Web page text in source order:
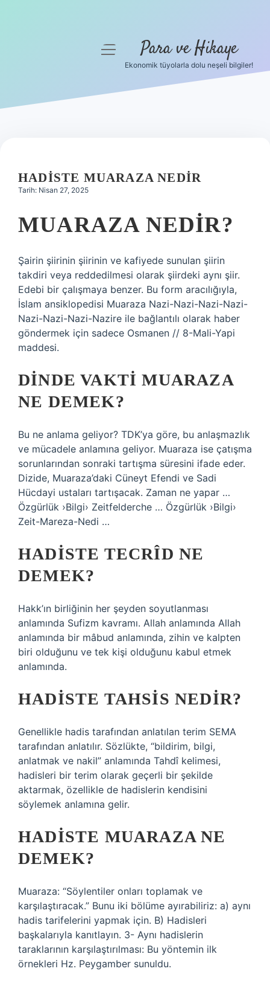
Hakkımızda
menüyü
Para ve Hikaye
Ekonomik tüyolarla dolu neşeli bilgiler!
HADISTE MUARAZA NEDIR
Tarih: Nisan 27, 2025
MUARAZA NEDIR?
Şairin şiirinin şiirinin ve kafiyede sunulan şiirin
takdiri veya reddedilmesi olarak şiirdeki aynı şiir.
Edebi bir çalışmaya benzer. Bu form aracılığıyla,
İslam ansiklopedisi Muaraza Nazi-Nazi-Nazi-Nazi-
Nazi-Nazi-Nazi-Nazire ile bağlantılı olarak haber
göndermek için sadece Osmanen // 8-Mali-Yapi
maddesi.
DINDE VAKTI MUARAZA
NE DEMEK?
Bu ne anlama geliyor? TDK’ya göre, bu anlaşmazlık
ve mücadele anlamına geliyor. Muaraza ise çatışma
sorunlarından sonraki tartışma süresini ifade eder.
Dizide, Muaraza’daki Cüneyt Efendi ve Sadi
Hücdayi ustaları tartışacak. Zaman ne yapar …
Özgürlük ›Bilgi› Zeitfelderche … Özgürlük ›Bilgi›
Zeit-Mareza-Nedi …
HADISTE TECRÎD NE
DEMEK?
Hakk’ın birliğinin her şeyden soyutlanması
anlamında Sufizm kavramı. Allah anlamında Allah
anlamında bir mâbud anlamında, zihin ve kalpten
biri olduğunu ve tek kişi olduğunu kabul etmek
anlamında.
HADISTE TAHSIS NEDIR?
Genellikle hadis tarafından anlatılan terim SEMA
tarafından anlatılır. Sözlükte, “bildirim, bilgi,
anlatmak ve nakil” anlamında Tahdî kelimesi,
hadisleri bir terim olarak geçerli bir şekilde
aktarmak, özellikle de hadislerin kendisini
söylemek anlamına gelir.
HADISTE MUARAZA NE
DEMEK?
Muaraza: “Söylentiler onları toplamak ve
karşılaştıracak.” Bunu iki bölüme ayırabiliriz: a) aynı
hadis tarifelerini yapmak için. B) Hadisleri
başkalarıyla kanıtlayın. 3- Aynı hadislerin
taraklarının karşılaştırılması: Bu yöntemin ilk
örnekleri Hz. Peygamber sunuldu.